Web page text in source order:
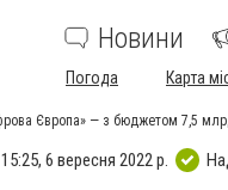
Новини
Погода Карта
Європа» — з бюджетом 7,5
15:25, 6 вересня 2022 р.